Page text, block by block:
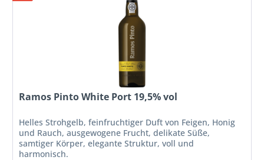
Ramos Pinto White Port 19,5% vol
Helles Strohgelb, feinfruchtiger Duft von Feigen, Honig
und Rauch, ausgewogene Frucht, delikate Süße,
samtiger Körper, elegante Struktur, voll und
harmonisch.